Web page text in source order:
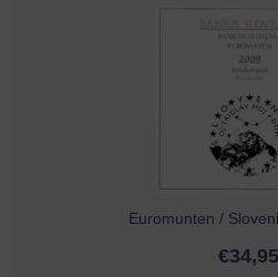
Euromunten /
€34,95